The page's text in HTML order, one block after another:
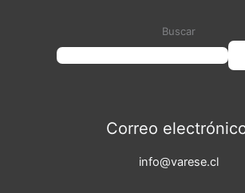
Buscar
Correo
info@varese.cl